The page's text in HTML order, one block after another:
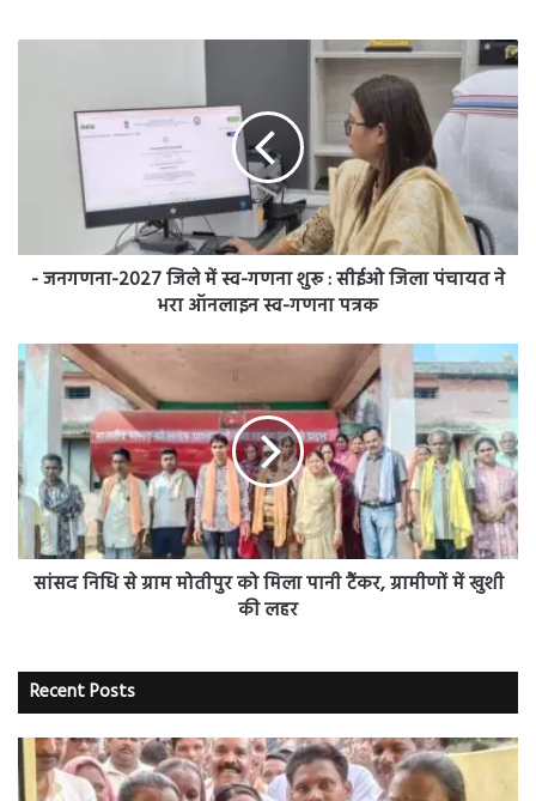
-
सीईओ
जिला
भरा
ऑनलाइन
स्व-
गणना
पत्रक
- जनगणना-2027 जिले में स्व-गणना शुरू : सीईओ जिला पंचायत ने
भरा ऑनलाइन स्व-गणना पत्रक
सांसद
निधि
से
ग्राम
मोतीपुर
को
मिला
पानी
टैंकर,
ग्रामीणों
लहर
सांसद निधि से ग्राम मोतीपुर को मिला पानी टैंकर, ग्रामीणों में खुशी
की लहर
Recent Posts